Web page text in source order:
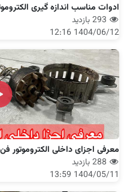
ادوات مناسب اندازه گیری
1404/06/12 12:16
معرفی اجزای داخلی الکتروموتور
1404/05/11 13:59